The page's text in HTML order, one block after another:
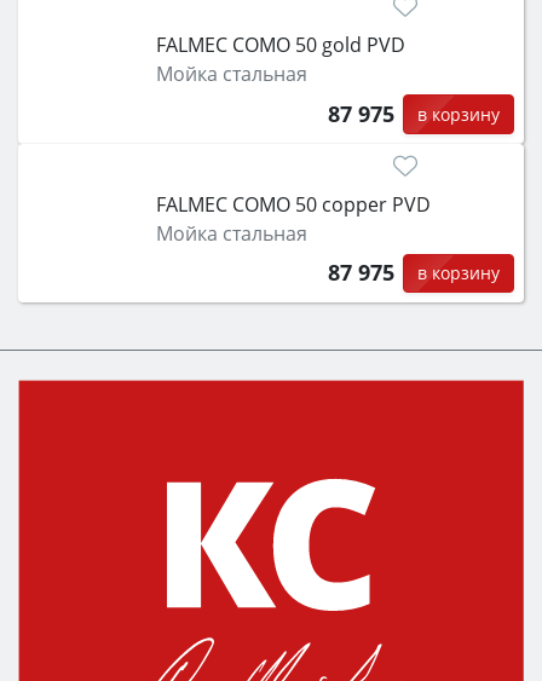
FALMEC COMO 50 gold PVD
Мойка стальная
87 975 в корзину
FALMEC COMO 50 copper PVD
Мойка стальная
87 975 в корзину